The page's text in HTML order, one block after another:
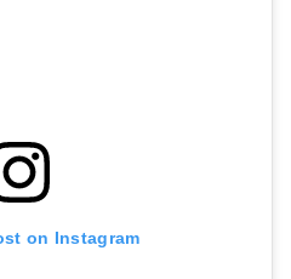
on Instagram